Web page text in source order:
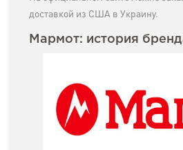
доставкой из США в Украину.
Мармот: история